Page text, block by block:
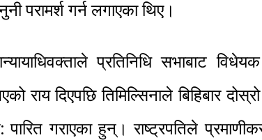
परामर्श गर्न लगाएका थिए।
प्रतिनिधि सभाबाट
राय दिएपछि तिमिल्सिनाले बिहिबार
पारित गराएका हुन्। राष्ट्रपतिले